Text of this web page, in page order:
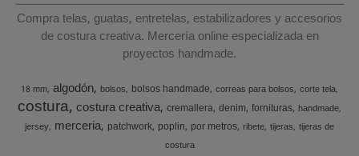
Compra telas, guatas, entretelas, estabilizadores y accesorios
de costura creativa. Mercería online especializada en
proyectos handmade.
18 mm algodón bolsos bolsos handmade correas para bolsos corte tela
costura costura creativa cremallera denim fornituras handmade
jersey merceria patchwork poplin por metros ribete tijeras tijeras de
costura